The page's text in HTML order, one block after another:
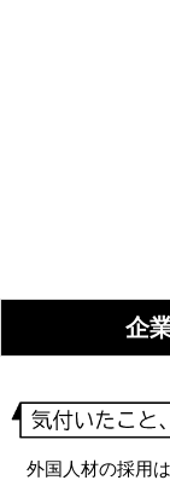
企
外国人材の採用